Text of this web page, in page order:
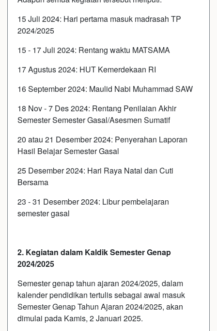
15 Juli 2024: Hari pertama masuk madrasah TP
2024/2025
15 - 17 Juli 2024: Rentang waktu MATSAMA
17 Agustus 2024: HUT Kemerdekaan RI
16 September 2024: Maulid Nabi Muhammad SAW
18 Nov - 7 Des 2024: Rentang Penilaian Akhir
Semester Semester Gasal/Asesmen Sumatif
20 atau 21 Desember 2024: Penyerahan Laporan
Hasil Belajar Semester Gasal
25 Desember 2024: Hari Raya Natal dan Cuti
Bersama
23 - 31 Desember 2024: Libur pembelajaran
semester gasal
2. Kegiatan dalam Kaldik Semester Genap
2024/2025
Semester genap tahun ajaran 2024/2025, dalam
kalender pendidikan tertulis sebagai awal masuk
Semester Genap Tahun Ajaran 2024/2025, akan
dimulai pada Kamis, 2 Januari 2025.